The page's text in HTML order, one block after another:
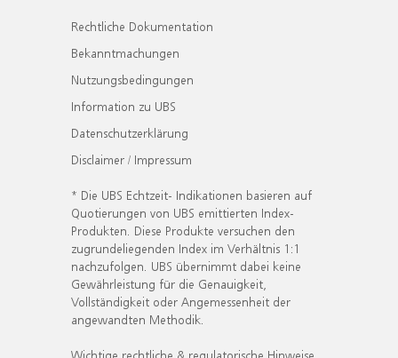
Rechtliche Dokumentation
Bekanntmachungen
Nutzungsbedingungen
Information zu UBS
Datenschutzerklärung
Disclaimer / Impressum
* Die UBS Echtzeit- Indikationen basieren auf
Quotierungen von UBS emittierten Index-
Produkten. Diese Produkte versuchen den
zugrundeliegenden Index im Verhältnis 1:1
nachzufolgen. UBS übernimmt dabei keine
Gewährleistung für die Genauigkeit,
Vollständigkeit oder Angemessenheit der
angewandten Methodik.